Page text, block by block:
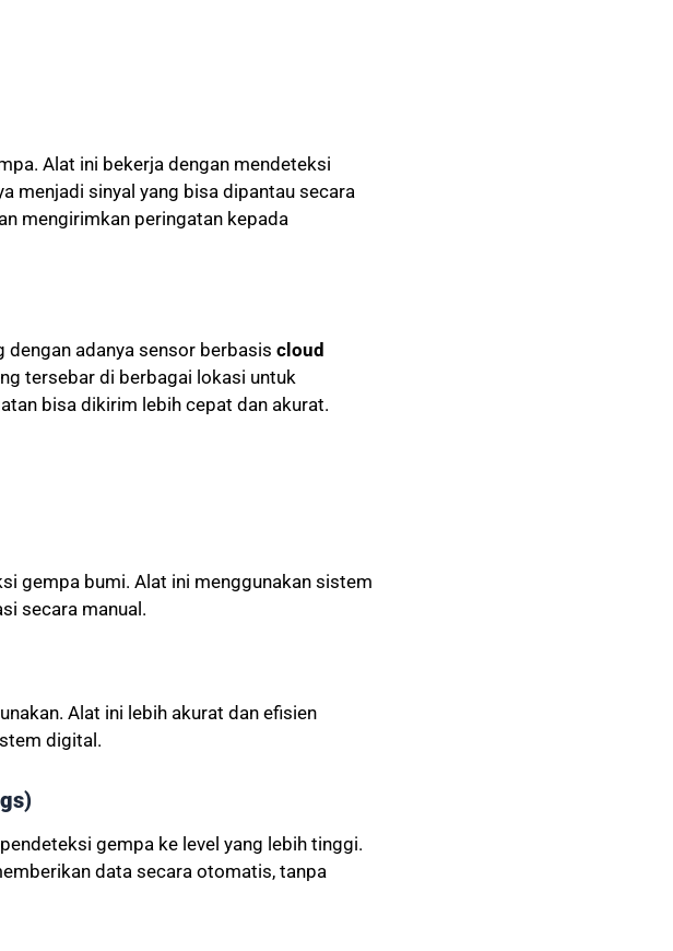
Alat ini bekerja dengan mendeteksi
menjadi sinyal yang bisa dipantau secara
mengirimkan peringatan kepada
adanya sensor berbasis cloud
tersebar di berbagai lokasi untuk
bisa dikirim lebih cepat dan akurat.
gempa bumi. Alat ini menggunakan sistem
secara manual.
Alat ini lebih akurat dan efisien
digital.
gempa ke level yang lebih tinggi.
data secara otomatis, tanpa